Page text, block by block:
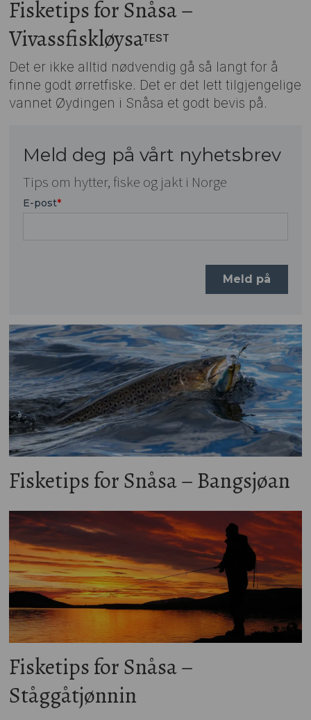
TEST
Fisketips for Snåsa –
Vivassfiskløysa
Det er ikke alltid nødvendig gå så langt for å
finne godt ørretfiske. Det er det lett tilgjengelige
vannet Øydingen i Snåsa et godt bevis på.
Meld deg på vårt nyhetsbrev
Tips om hytter, fiske og jakt i Norge
Fisketips for Snåsa – Bangsjøan
Fisketips for Snåsa –
Ståggåtjønnin